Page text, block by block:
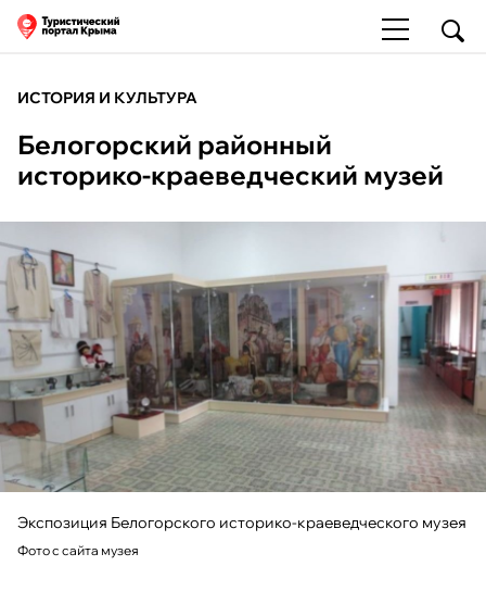
ИСТОРИЯ И КУЛЬТУРА
Белогорский районный
историко-краеведческий музей
Экспозиция Белогорского историко-краеведческого музея
Фото с сайта музея